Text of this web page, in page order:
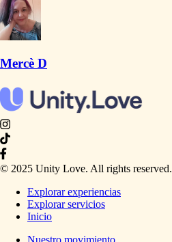
Mercè D
© 2025 Unity Love. All rights reserved.
Explorar experiencias
Explorar servicios
Inicio